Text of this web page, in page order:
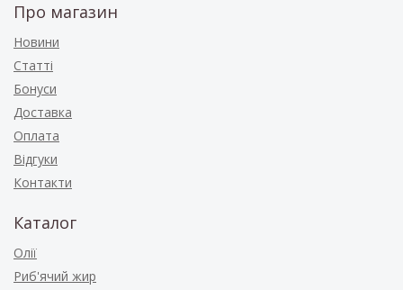
Про магазин
Новини
Статті
Бонуси
Доставка
Оплата
Відгуки
Контакти
Каталог
Олії
Риб'ячий жир